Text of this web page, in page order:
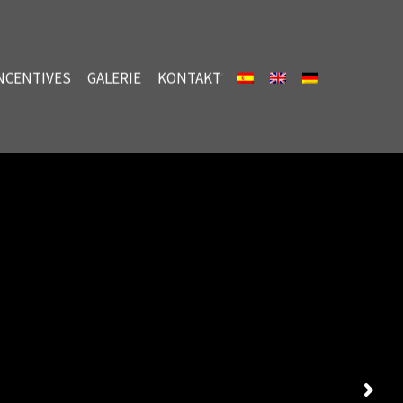
GALERIE KONTAKT